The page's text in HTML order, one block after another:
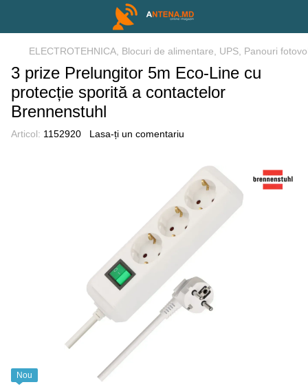
ELECTROTEHNICA, Blocuri de alimentare, UPS, Panouri
3 prize Prelungitor 5m Eco-Line cu
protecție sporită a contactelor
Brennenstuhl
Articol: 1152920 Lasa-ți un comentariu
Nou